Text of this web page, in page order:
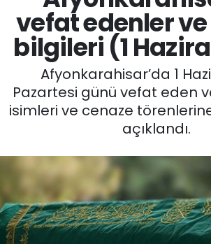
vefat edenler
bilgileri (1
Afyonkarahisar’da 1
Pazartesi günü vefat eden
isimleri ve cenaze
açıklandı.
ASAYİŞ
GÜNCEL
SİYASET
EĞİTİM
SAĞLIK
SPOR
Trafik Durumu
Süper Lig Puan Durumu ve
Tüm Manşetler
Son Dakika Haberleri